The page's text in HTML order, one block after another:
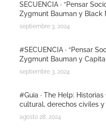
SECUENCIA · “Pensar
Zygmunt Bauman y Black
septiembre 3, 2024
#SECUENCIA · “Pensar
Zygmunt Bauman y
septiembre 3, 2024
#Guia · The Help:
cultural, derechos civiles y
agosto 28, 2024